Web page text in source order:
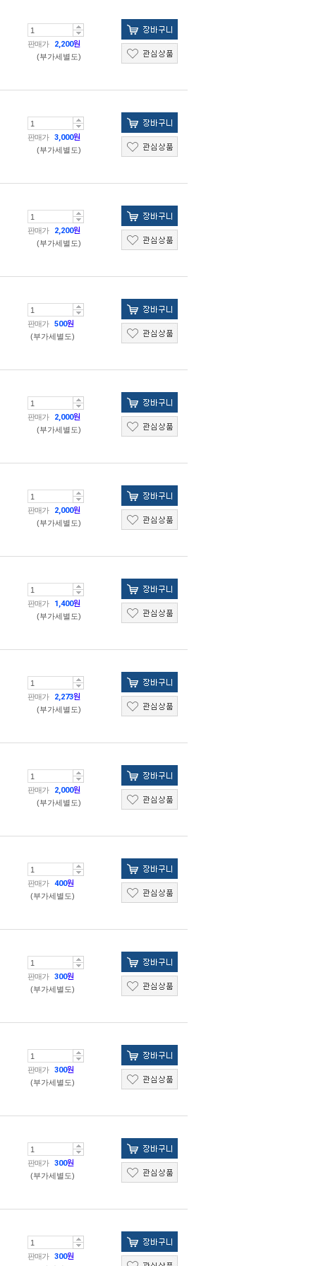
판매가 2,200원
(부가세별도)
판매가 3,000원
(부가세별도)
판매가 2,200원
(부가세별도)
판매가 500원
(부가세별도)
판매가 2,000원
(부가세별도)
판매가 2,000원
(부가세별도)
판매가 1,400원
(부가세별도)
판매가 2,273원
(부가세별도)
판매가 2,000원
(부가세별도)
판매가 400원
(부가세별도)
판매가 300원
(부가세별도)
판매가 300원
(부가세별도)
판매가 300원
(부가세별도)
판매가 300원